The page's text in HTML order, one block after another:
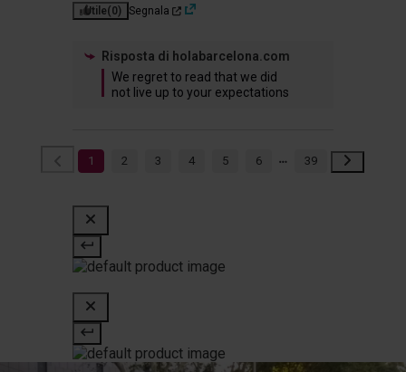
Utile(0) Segnala
Risposta di holabarcelona.com
We regret to read that we did
not live up to your expectations
1 2 3 4 5 6 39